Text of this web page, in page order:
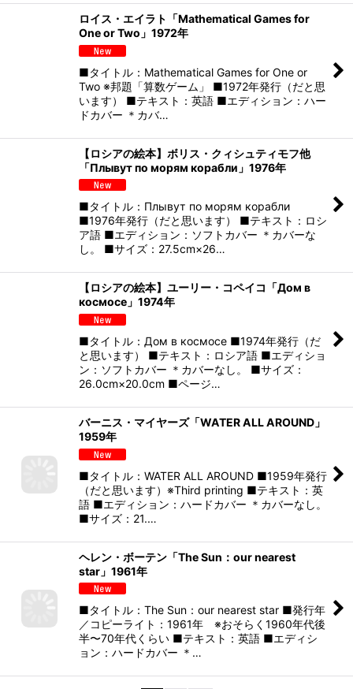
ロイス・エイラト「Mathematical Games for
One or Two」1972年
■タイトル：Mathematical Games for One or
Two ※邦題「算数ゲーム」 ■1972年発行（だと思
います） ■テキスト：英語 ■エディション：ハー
ドカバー ＊カバ…
【ロシアの絵本】ボリス・クィシュティモフ他
「Плывут по морям корабли」1976年
■タイトル：Плывут по морям корабли
■1976年発行（だと思います） ■テキスト：ロシ
ア語 ■エディション：ソフトカバー ＊カバーな
し。 ■サイズ：27.5cm×26…
【ロシアの絵本】ユーリー・コペイコ「Дом в
космосе」1974年
■タイトル：Дом в космосе ■1974年発行（だ
と思います） ■テキスト：ロシア語 ■エディショ
ン：ソフトカバー ＊カバーなし。 ■サイズ：
26.0cm×20.0cm ■ページ…
バーニス・マイヤーズ「WATER ALL AROUND」
1959年
■タイトル：WATER ALL AROUND ■1959年発行
（だと思います）※Third printing ■テキスト：英
語 ■エディション：ハードカバー ＊カバーなし。
■サイズ：21.…
ヘレン・ボーテン「The Sun：our nearest
star」1961年
■タイトル：The Sun：our nearest star ■発行年
／コピーライト：1961年 ※おそらく1960年代後
半〜70年代くらい ■テキスト：英語 ■エディシ
ョン：ハードカバー ＊…